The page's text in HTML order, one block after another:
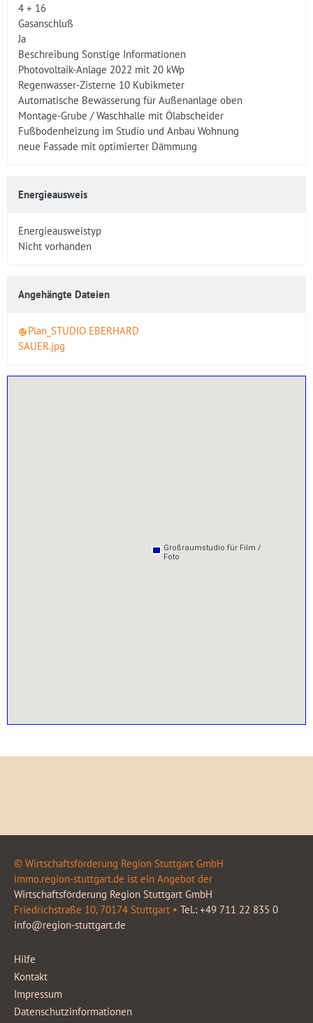
4 + 16
Gasanschluß
Ja
Beschreibung Sonstige Informationen
Photovoltaik-Anlage 2022 mit 20 kWp
Regenwasser-Zisterne 10 Kubikmeter
Automatische Bewässerung für Außenanlage oben
Montage-Grube / Waschhalle mit Ölabscheider
Fußbodenheizung im Studio und Anbau Wohnung
neue Fassade mit optimierter Dämmung
Energieausweis
Energieausweistyp
Nicht vorhanden
Angehängte Dateien
Plan_STUDIO EBERHARD
SAUER.jpg
Großraumstudio für Film /
Foto
Großraumstudio für Film /
Foto
© Wirtschaftsförderung Region Stuttgart GmbH
immo.region-stuttgart.de ist ein Angebot der
Wirtschaftsförderung Region Stuttgart GmbH
Friedrichstraße 10, 70174 Stuttgart • Tel.: +49 711 22 835 0
info@region-stuttgart.de
Hilfe
Kontakt
Impressum
Datenschutzinformationen